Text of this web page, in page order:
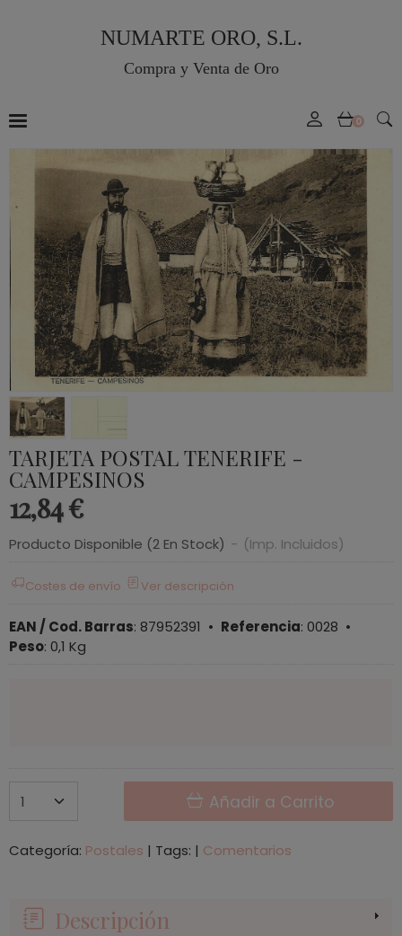
NUMARTE ORO, S.L.
Compra y Venta de Oro
0
TARJETA POSTAL TENERIFE -
CAMPESINOS
12,84 €
Producto Disponible (2 En Stock) - (Imp. Incluidos)
Costes de envío Ver descripción
EAN / Cod. Barras: 87952391 • Referencia: 0028 •
Peso: 0,1 Kg
Añadir a Carrito
Categoría: Postales | Tags: | Comentarios
Descripción